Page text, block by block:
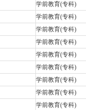
学前教育(专科)
学前教育(专科)
学前教育(专科)
学前教育(专科)
学前教育(专科)
学前教育(专科)
学前教育(专科)
学前教育(专科)
学前教育(专科)